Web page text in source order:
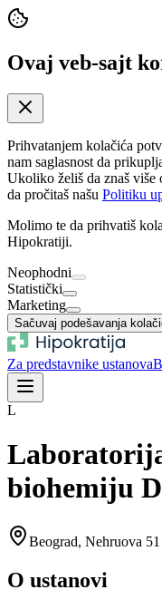
Ovaj veb-sajt
Prihvatanjem kolačića
nam saglasnost da
Ukoliko želiš da znaš više
da pročitaš našu Politiku
Molimo te da prihvatiš
Hipokratiji.
Neophodni
Statistički
Marketing
Sačuvaj podešavanja
Za predstavnike ustanova
L
biohemiju
Beograd, Nehruova 51
O ustanovi